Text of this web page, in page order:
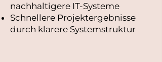
nachhaltigere IT-Systeme
Schnellere Projektergebnisse
durch klarere Systemstruktur